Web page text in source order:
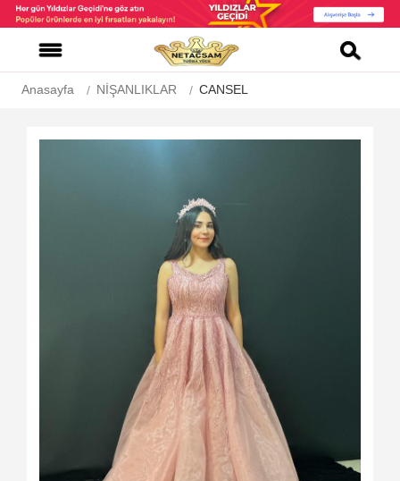
Anasayfa NİŞANLIKLAR CANSEL